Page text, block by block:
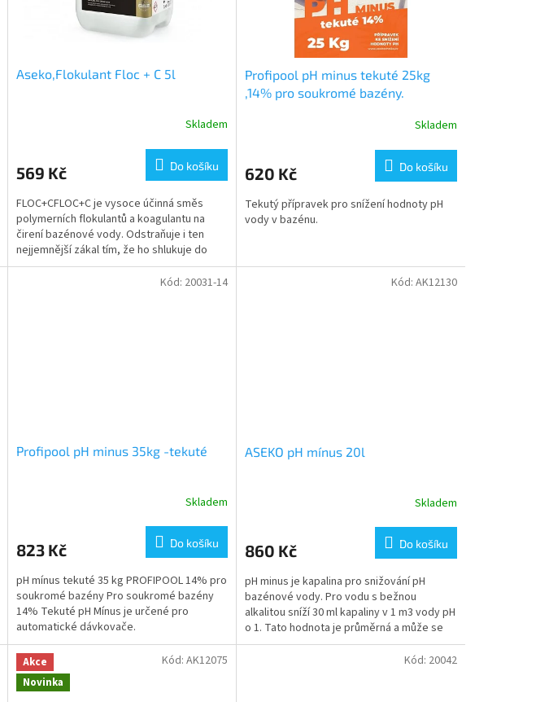
Aseko,Flokulant Floc + C 5l
Skladem
569 Kč Do košíku
FLOC+CFLOC+C je vysoce účinná směs
polymerních flokulantů a koagulantu na
čirení bazénové vody. Odstraňuje i ten
nejjemnější zákal tím, že ho shlukuje do
pevných vloček, které...
Profipool pH minus tekuté 25kg
,14% pro soukromé bazény.
Skladem
620 Kč Do košíku
Tekutý přípravek pro snížení hodnoty pH
vody v bazénu.
Profipool pH minus 35kg -tekuté
Skladem
823 Kč Do košíku
pH mínus tekuté 35 kg PROFIPOOL 14% pro
soukromé bazény Pro soukromé bazény
14% Tekuté pH Mínus je určené pro
automatické dávkovače.
Kód: 20031-14
ASEKO pH mínus 20l
Skladem
860 Kč Do košíku
pH minus je kapalina pro snižování pH
bazénové vody. Pro vodu s bežnou
alkalitou sníží 30 ml kapaliny v 1 m3 vody pH
o 1. Tato hodnota je průměrná a může se
lišit. Při používání...
Kód: AK12130
Akce
Novinka
Kód: AK12075 Kód: 20042